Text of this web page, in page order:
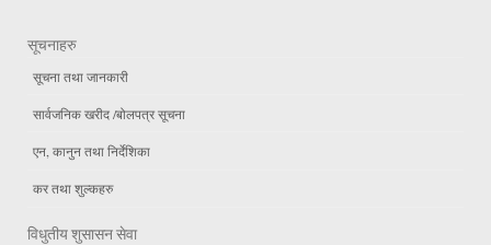
सूचनाहरु
सूचना तथा जानकारी
सार्वजनिक खरीद /बोलपत्र सूचना
एन, कानुन तथा निर्देशिका
कर तथा शुल्कहरु
विधुतीय शुसासन सेवा